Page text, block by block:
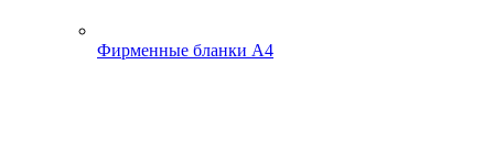
Фирменные бланки А4